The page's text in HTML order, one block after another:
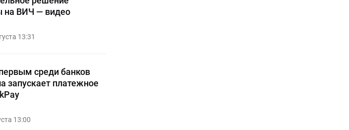
на ВИЧ — видео
13:31
среди банков
запускает платежное
13:00